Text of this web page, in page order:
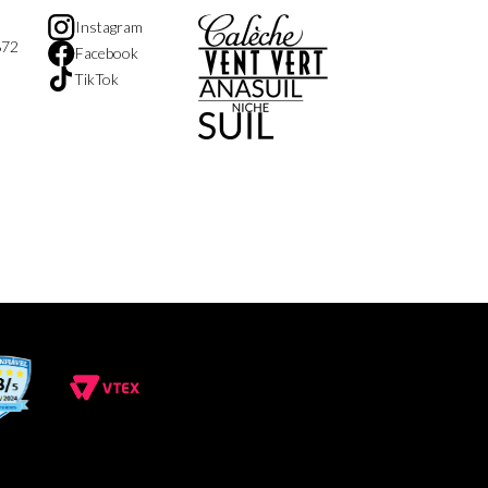
Instagram
Facebook
TikTok